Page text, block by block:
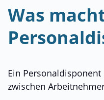
Was
Ein
zwischen